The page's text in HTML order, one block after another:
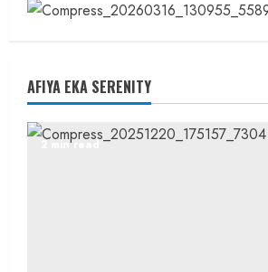
AFIYA EKA SERENITY
2 min read